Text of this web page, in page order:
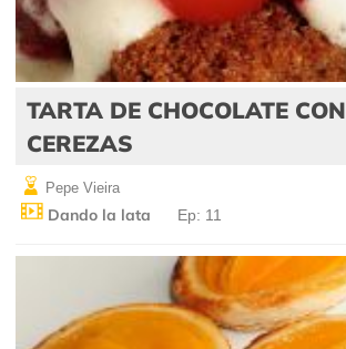
TARTA DE CHOCOLATE CON
CEREZAS
Pepe Vieira
Dando la lata Ep: 11